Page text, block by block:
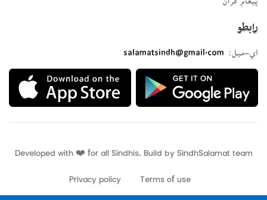
رابطو
اي-ميل:
salamatsindh@gmail.com
Developed with ❤️ for all Sindhis. Build by
Terms of use